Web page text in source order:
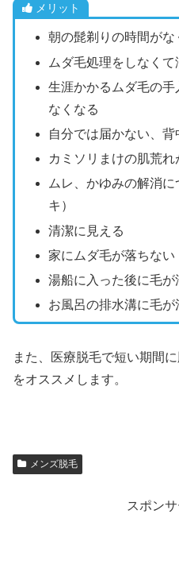
メリット
朝の髭剃りの時間がな
ムダ毛処理をしなくて
生涯かかるムダ毛の
なくなる
自分では届かない、
カミソリまけの肌荒れ
ムレ、かゆみの解消
キ）
清潔に見える
家にムダ毛が落ちない
湯船に入った後に毛が
お風呂の排水溝に毛が
また、医療脱毛で短い期間
をオススメします。
メンズ脱毛
スポン